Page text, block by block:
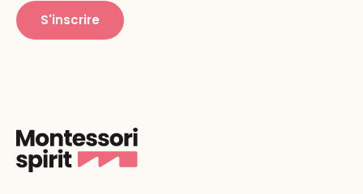
S'inscrire